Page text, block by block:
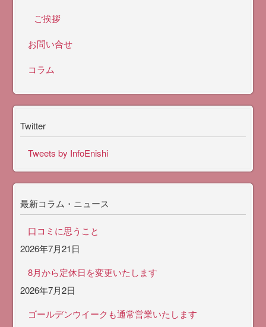
ご挨拶
お問い合せ
コラム
Twitter
Tweets by InfoEnishi
最新コラム・ニュース
口コミに思うこと
2026年7月21日
8月から定休日を変更いたします
2026年7月2日
ゴールデンウイークも通常営業いたします